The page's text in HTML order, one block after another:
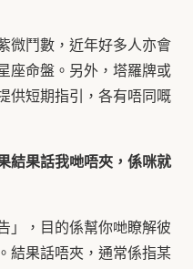
微鬥數，近年好多人亦會
座命盤。另外，塔羅牌或
供短期指引，各有唔同嘅
結果話我哋唔夾，係咪就
」，目的係幫你哋瞭解彼
結果話唔夾，通常係指某